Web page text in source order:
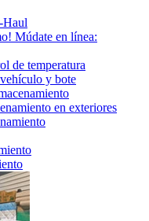
Haul
Múdate en línea:
de temperatura
y bote
en exteriores